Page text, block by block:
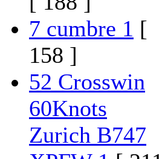
7 cumbre 1 [
158 ]
52 Crosswin
60Knots
Zurich B747